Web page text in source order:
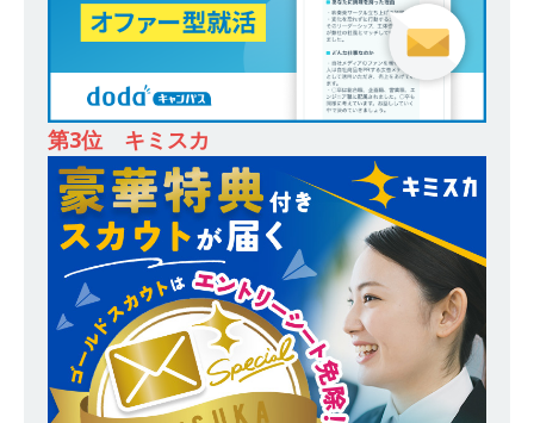
[ 2026年5月14日 ]
【 28卒 ｜ オープンカンパニ
ー｜東京勤務・転勤なし ｜ 文理不問 】 7期連続
200％増収!! ｜ 様々な業界の知識・スキルを身に
付けることが可能 ｜ データ分析のエキスパート
としてクライアントの課題を解決 ｜ 土日祝完全
休み ｜ データアナリティクスラボ
極採用企業
[ 2026年5月14日 ] 【 28卒 ｜ 東京勤務・転勤な
し 】 食品・生鮮業界に特化した人材紹介サービ
スを提供するベンチャー企業 ｜ 設立から毎年黒
第3位 キミスカ